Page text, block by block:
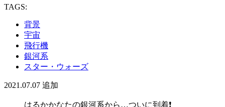
TAGS:
背景
宇宙
飛行機
銀河系
スター・ウォーズ
2021.07.07 追加
はるかかなたの銀河系から…ついに到着❗️